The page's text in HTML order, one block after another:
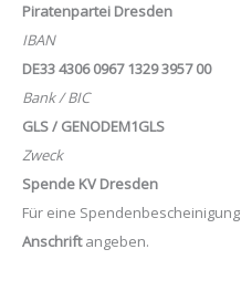
Piratenpartei Dresden
IBAN
DE33 4306 0967 1329 3957 00
Bank / BIC
GLS / GENODEM1GLS
Zweck
Spende KV Dresden
Für eine Spendenbescheinigung
Anschriftangeben.